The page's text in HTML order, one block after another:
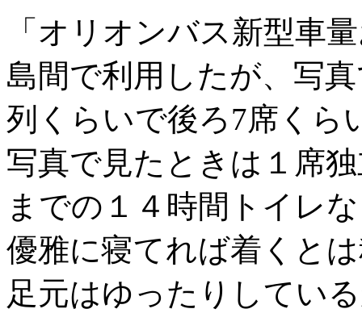
「オリオンバス新型車
島間で利用したが、写
列くらいで後ろ7席くら
写真で見たときは１席
までの１４時間トイレ
優雅に寝てれば着くと
足元はゆったりしてい